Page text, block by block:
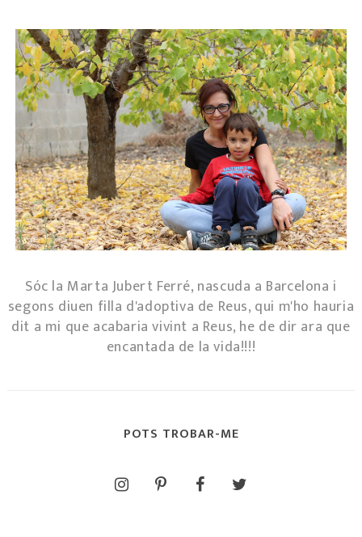
Sóc la Marta Jubert Ferré, nascuda a Barcelona i
segons diuen filla d'adoptiva de Reus, qui m'ho hauria
dit a mi que acabaria vivint a Reus, he de dir ara que
encantada de la vida!!!!
POTS TROBAR-ME